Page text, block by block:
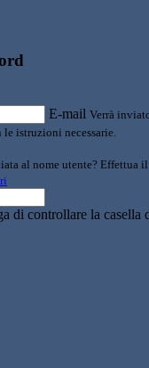
E-mail Verrà
istruzioni necessarie.
al nome utente? Effettua
di controllare la casella